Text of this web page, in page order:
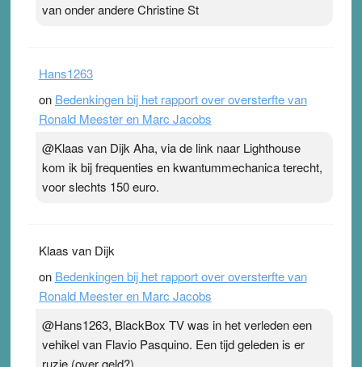
van onder andere Christine St
Hans1263
on Bedenkingen bij het rapport over oversterfte van
Ronald Meester en Marc Jacobs
@Klaas van Dijk Aha, via de link naar Lighthouse
kom ik bij frequenties en kwantummechanica terecht,
voor slechts 150 euro.
Klaas van Dijk
on Bedenkingen bij het rapport over oversterfte van
Ronald Meester en Marc Jacobs
@Hans1263, BlackBox TV was in het verleden een
vehikel van Flavio Pasquino. Een tijd geleden is er
ruzie (over geld?)